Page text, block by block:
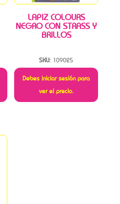
LAPIZ COLOURS
NEGRO CON STRASS Y
BRILLOS
SKU: 109025
Debes iniciar sesión para
ver el precio.